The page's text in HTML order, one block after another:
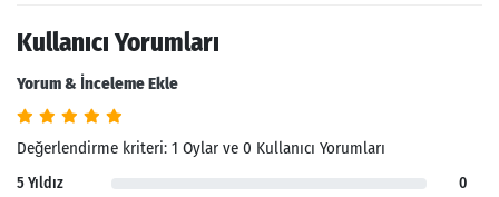
Kullanıcı Yorumları
Yorum & İnceleme Ekle
Değerlendirme kriteri: 1 Oylar ve 0 Kullanıcı Yorumları
5 Yıldız
0